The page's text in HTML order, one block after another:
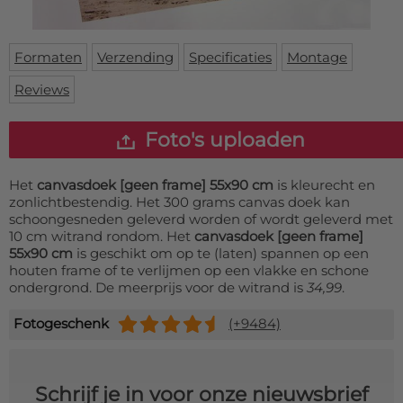
Skateboard deck
Inloggen
WhatsApp
Formaten Verzending Specificaties
Montage
Reviews
Foto's uploaden
Het canvasdoek [geen frame] 55x90 cm is kleurecht en
zonlichtbestendig. Het 300 grams canvas doek kan
schoongesneden geleverd worden of wordt geleverd met
10 cm witrand rondom. Het canvasdoek [geen frame]
55x90 cm is geschikt om op te (laten) spannen op een
houten frame of te verlijmen op een vlakke en schone
ondergrond. De meerprijs voor de witrand is 34,99.
Fotogeschenk (+9484)
Schrijf je in voor onze nieuwsbrief